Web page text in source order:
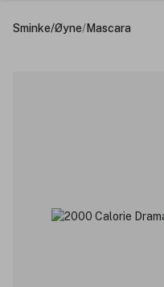
Sminke/Øyne/Mascara